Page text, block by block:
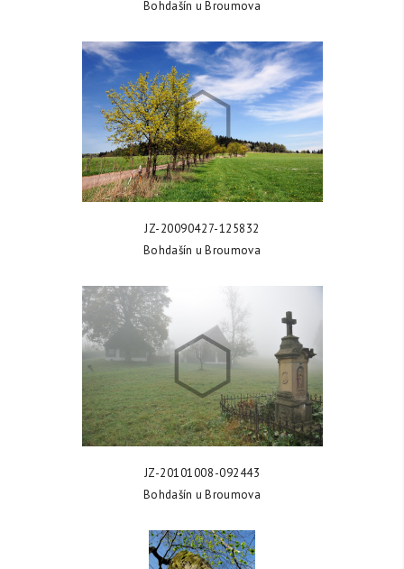
Bohdašín u Broumova
ZOBRAZIT FOTKU
JZ-20090427-125832
Bohdašín u Broumova
ZOBRAZIT FOTKU
JZ-20101008-092443
Bohdašín u Broumova